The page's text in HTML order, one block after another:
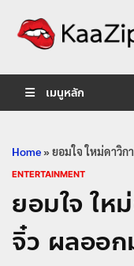
เมนูหลัก
Home»ยอมใจ ใหม่ดาวิก
ENTERTAINMENT
ยอมใจ ให
จิ๋ว ผลออก